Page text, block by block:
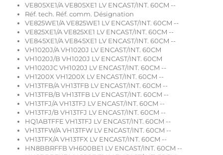
VE805XE1/A VE805XE1 LV ENCAST/INT. 60CM --
Réf. tech. Réf. comm. Désignation
VE825WE1/A VE825WE1 LV ENCAST/INT. 60CM --
VE825XE1/A VE825XE1 LV ENCAST/INT. 60CM --
VE845XE1/A VE845XE1 LV ENCAST/INT. 60CM --
VH1020J/A VH1020J LV ENCAST/INT. 60CM
VH1020J/B VH1020J LV ENCAST/INT. 60CM
VH1020JC VH1020J LV ENCAST/INT. 60CM --
VH1200X VH1200X LV ENCAST/INT. 60CM --
VH13TFB/A VH13TFB LV ENCAST/INT. 60CM --
VH13TFB/B VH13TFB LV ENCAST/INT. 60CM --
VH13TFJ/A VH13TFJ LV ENCAST/INT. 60CM --
VH13TFJ/B VH13TFJ LV ENCAST/INT. 60CM --
HQ1ABTFFE VH13TFJ LV ENCAST/INT. 60CM --
VH13TFW/A VH13TFW LV ENCAST/INT. 60CM --
VH13TFX/A VH13TFX LV ENCAST/INT. 60CM --
HN8BBRFFB VH600BE1 LV ENCAST/INT. 60CM --